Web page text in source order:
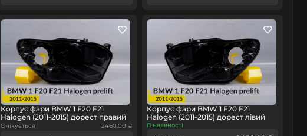
Корпус фари BMW 1 F20 F21
Halogen (2011-2015) дорест правий
Очікується 2460.00 ₴
Корпус фари BMW 1 F20 F21
Halogen (2011-2015) дорест лівий
В наявності